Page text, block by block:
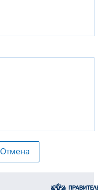
Отмена